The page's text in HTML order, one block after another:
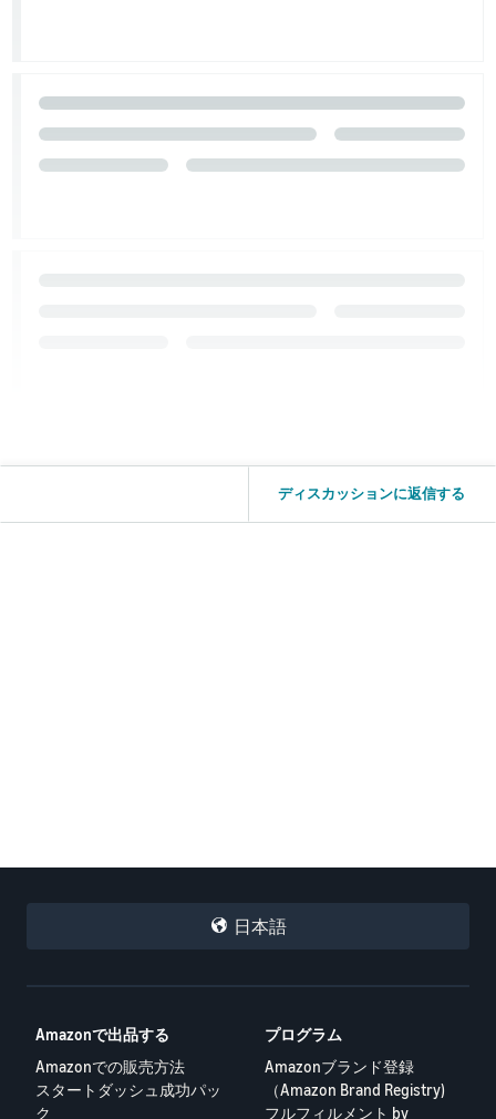
ディスカッションに返信する
日本語
Amazonで出品する
Amazonでの販売方法
スタートダッシュ成功パッ
ク
プログラム
Amazonブランド登録
（Amazon Brand Registry)
フルフィルメント by